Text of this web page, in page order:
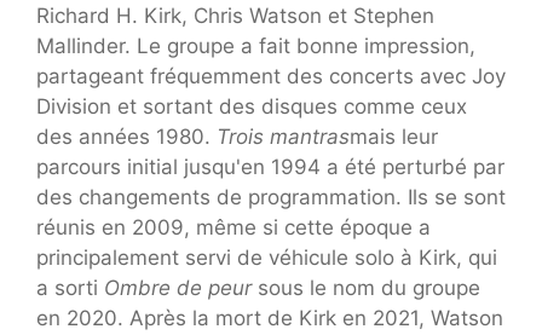
Richard H. Kirk, Chris Watson et Stephen
Mallinder. Le groupe a fait bonne impression,
partageant fréquemment des concerts avec Joy
Division et sortant des disques comme ceux
des années 1980. Trois mantrasmais leur
parcours initial jusqu'en 1994 a été perturbé par
des changements de programmation. Ils se sont
réunis en 2009, même si cette époque a
principalement servi de véhicule solo à Kirk, qui
a sorti Ombre de peursous le nom du groupe
en 2020. Après la mort de Kirk en 2021, Watson